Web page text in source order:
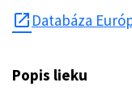
open_in_new Databáza
Popis lieku